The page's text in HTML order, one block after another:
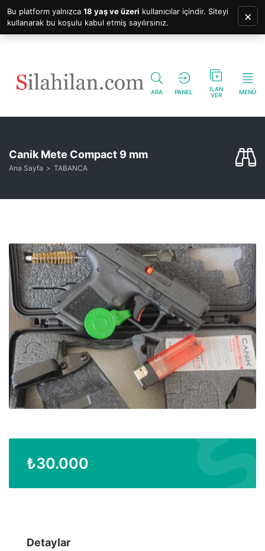
ARA PANEL
İLAN
VER
MENÜ
Canik Mete Compact 9 mm
Ana Sayfa TABANCA
₺30.000
Detaylar
Bu platform yalnızca 18 yaş ve üzeri kullanıcılar içindir. Siteyi
kullanarak bu koşulu kabul etmiş sayılırsınız.
×